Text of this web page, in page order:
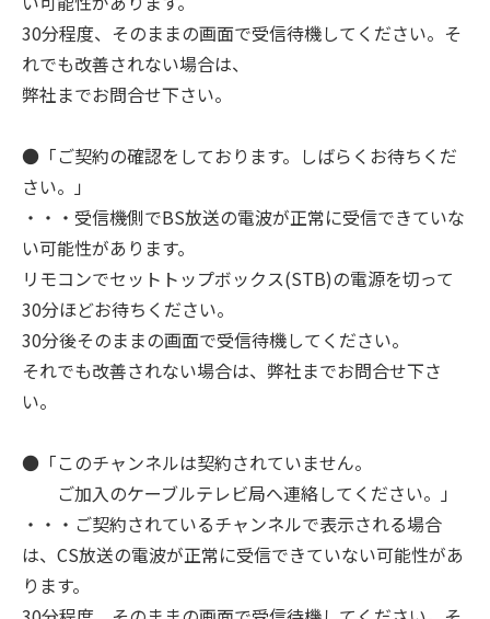
30分程度、そのままの画面で受信待機してください。そ
れでも改善されない場合は、
弊社までお問合せ下さい。
●「ご契約の確認をしております。しばらくお待ちくだ
さい。」
・・・受信機側でBS放送の電波が正常に受信できていな
い可能性があります。
リモコンでセットトップボックス(STB)の電源を切って
30分ほどお待ちください。
30分後そのままの画面で受信待機してください。
それでも改善されない場合は、弊社までお問合せ下さ
い。
●「このチャンネルは契約されていません。
ご加入のケーブルテレビ局へ連絡してください。」
・・・ご契約されているチャンネルで表示される場合
は、CS放送の電波が正常に受信できていない可能性があ
ります。